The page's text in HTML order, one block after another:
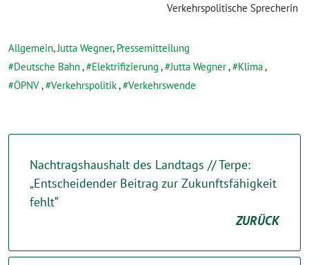
Verkehrspolitische Sprecherin
Allgemein, Jutta Wegner, Pressemitteilung
Deutsche Bahn, Elektrifizierung , Jutta Wegner, Klima,
ÖPNV, Verkehrspolitik, Verkehrswende
Nachtragshaushalt des Landtags // Terpe:
„Entscheidender Beitrag zur Zukunftsfähigkeit
fehlt“
ZURÜCK